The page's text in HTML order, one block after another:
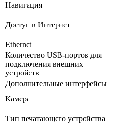
Навигация
Доступ в Интернет
Ethernet
Количество USB-портов для
подключения внешних
устройств
Дополнительные интерфейсы
Камера
Тип печатающего устройства